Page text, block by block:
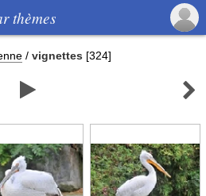
thèmes
/ vignettes [324]
 